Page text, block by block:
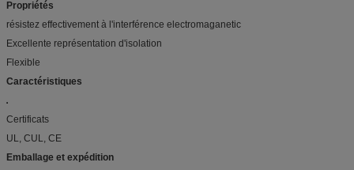
Propriétés
résistez effectivement à l'interférence electromaganetic
Excellente représentation d'isolation
Flexible
Caractéristiques
Certificats
UL, CUL, CE
Emballage et expédition